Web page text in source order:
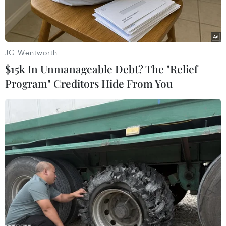
Toyota Camry. (Nguồn: digitaltrends.com)
Hãng sản xuất xe hơi Nhật Bản Toyota vừa
tuyên bố sẽ ngừng sản xuất mẫu Camry tại nhà
máy lắp ráp của thương hiệu xe Subaru ở
Lafayette, bang Indiana của Mỹ vào mùa thu
năm 2016.
JG Wentworth
$15k In Unmanageable Debt? The "Relief
Program" Creditors Hide From You